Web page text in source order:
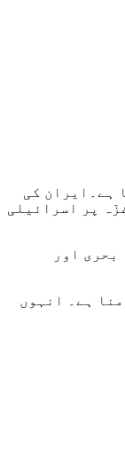
ہے۔ایران کی
میں منعقدہ اقوام متحدہ انسانی حقوق کونسل کی 55 ویں نشست میں غزّہ پر اسرائیلی
اسرائیل 7 اکتوبر سے غزّہ پر برّی، بحری اور
ہے۔ انہوں